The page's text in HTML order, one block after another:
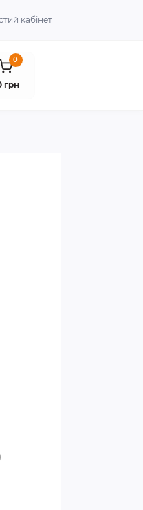
кабінет
0
грн